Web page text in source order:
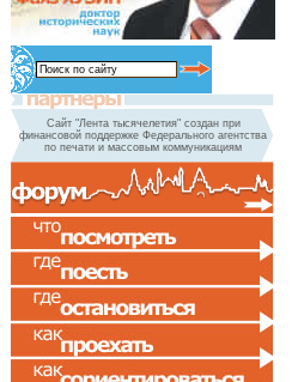
Сайт "Лента тысячелетия" создан при
финансовой поддержке Федерального агентства
по печати и массовым коммуникациям